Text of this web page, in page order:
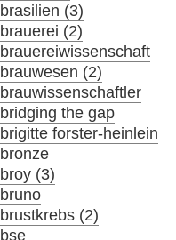
brasilien (3)
brauerei (2)
brauereiwissenschaft
brauwesen (2)
brauwissenschaftler
bridging the gap
brigitte forster-heinlein
bronze
broy (3)
bruno
brustkrebs (2)
bse